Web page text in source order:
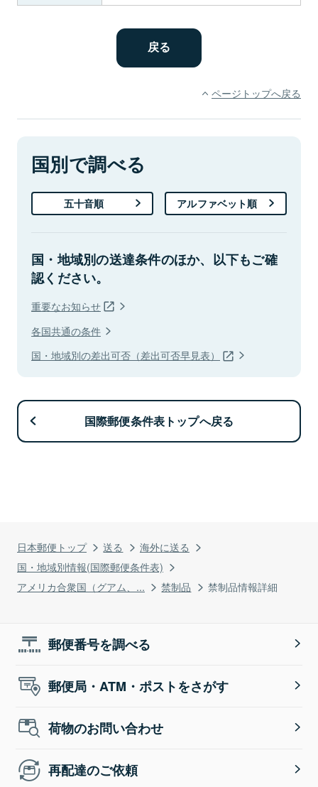
日本郵便トップ 送る
海外に送る
国・地域別情報(国際郵便条件表)
アメリカ合衆国（グアム、...
禁制品 禁制品情報詳細
ページトップへ戻る
国別で調べる
五十音順 アルファベット順
国・地域別の送達条件のほか、以下もご確
認ください。
重要なお知らせ
各国共通の条件
国・地域別の差出可否（差出可否早見表）
国際郵便条件表トップへ戻る
郵便番号を調べる
郵便局・ATM・ポストをさがす
荷物のお問い合わせ
再配達のご依頼